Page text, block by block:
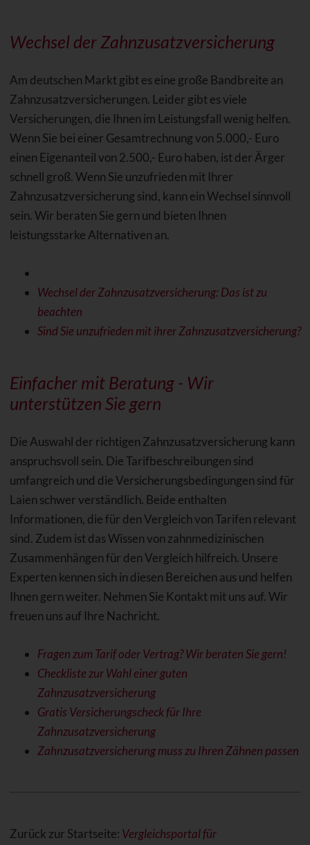
Wechsel der Zahnzusatzversicherung
Am deutschen Markt gibt es eine große Bandbreite an
Zahnzusatzversicherungen. Leider gibt es viele
Versicherungen, die Ihnen im Leistungsfall wenig helfen.
Wenn Sie bei einer Gesamtrechnung von 5.000,- Euro
einen Eigenanteil von 2.500,- Euro haben, ist der Ärger
schnell groß. Wenn Sie unzufrieden mit Ihrer
Zahnzusatzversicherung sind, kann ein Wechsel sinnvoll
sein. Wir beraten Sie gern und bieten Ihnen
leistungsstarke Alternativen an.
Wechsel der Zahnzusatzversicherung: Das ist zu
beachten
Sind Sie unzufrieden mit ihrer Zahnzusatzversicherung?
Einfacher mit Beratung - Wir
unterstützen Sie gern
Die Auswahl der richtigen Zahnzusatzversicherung kann
anspruchsvoll sein. Die Tarifbeschreibungen sind
umfangreich und die Versicherungsbedingungen sind für
Laien schwer verständlich. Beide enthalten
Informationen, die für den Vergleich von Tarifen relevant
sind. Zudem ist das Wissen von zahnmedizinischen
Zusammenhängen für den Vergleich hilfreich. Unsere
Experten kennen sich in diesen Bereichen aus und helfen
Ihnen gern weiter. Nehmen Sie Kontakt mit uns auf. Wir
freuen uns auf Ihre Nachricht.
Fragen zum Tarif oder Vertrag? Wir beraten Sie gern!
Checkliste zur Wahl einer guten
Zahnzusatzversicherung
Gratis Versicherungscheck für Ihre
Zahnzusatzversicherung
Zahnzusatzversicherung muss zu Ihren Zähnen passen
Zurück zur Startseite: Vergleichsportal für